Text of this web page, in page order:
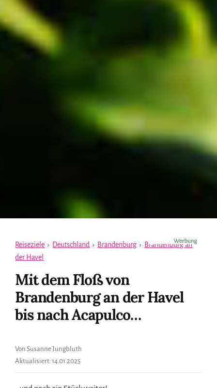
Reiseziele › Deutschland › Brandenburg › Brandenburg an
der Havel
Mit dem Floß von
Brandenburg an der Havel
bis nach Acapulco…
Von Susanne Jungbluth
Aktualisiert:14.01.2025